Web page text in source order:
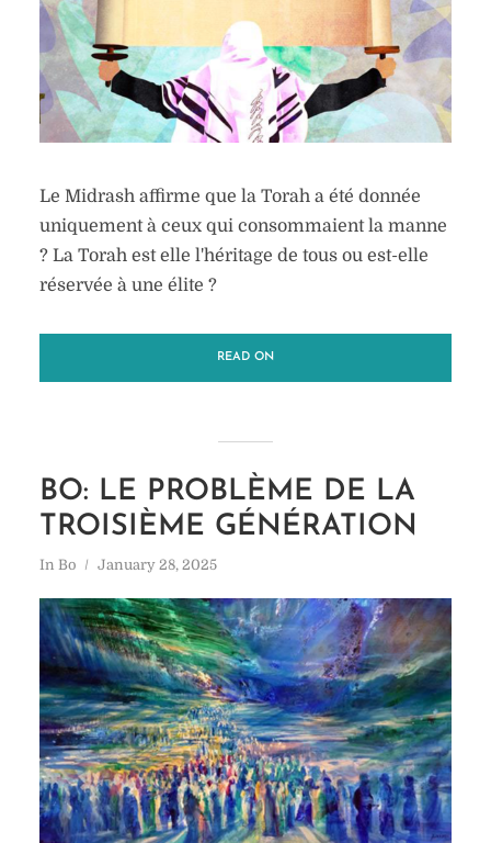
Le Midrash affirme que la Torah a été donnée
uniquement à ceux qui consommaient la manne
? La Torah est elle l'héritage de tous ou est-elle
réservée à une élite ?
READ ON
BO: LE PROBLÈME DE LA
TROISIÈME GÉNÉRATION
In Bo January 28, 2025